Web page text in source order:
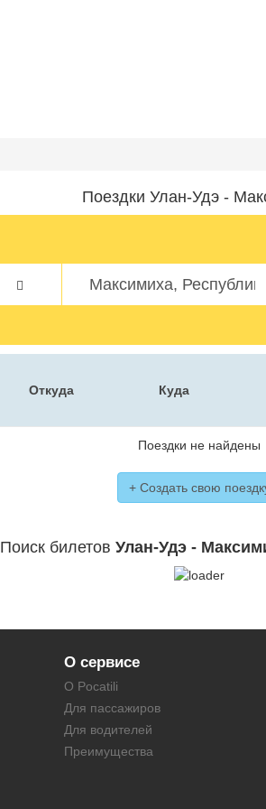
Поездки Улан-Удэ -
Откуда Куда
Поездки не найдены
+ Создать свою
Поиск билетов Улан-Удэ -
О сервисе
О Pocatili
Для пассажиров
Для водителей
Преимущества